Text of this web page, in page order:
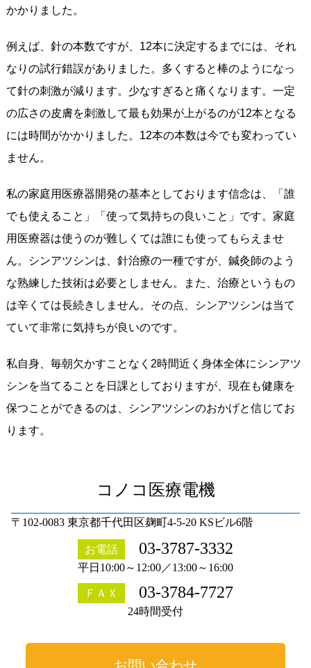
かかりました。
例えば、針の本数ですが、12本に決定するまでには、それ
なりの試行錯誤がありました。多くすると棒のようになっ
て針の刺激が減ります。少なすぎると痛くなります。一定
の広さの皮膚を刺激して最も効果が上がるのが12本となる
には時間がかかりました。12本の本数は今でも変わってい
ません。
私の家庭用医療器開発の基本としております信念は、「誰
でも使えること」「使って気持ちの良いこと」です。家庭
用医療器は使うのが難しくては誰にも使ってもらえませ
ん。シンアツシンは、針治療の一種ですが、鍼灸師のよう
な熟練した技術は必要としません。また、治療というもの
は辛くては長続きしません。その点、シンアツシンは当て
ていて非常に気持ちが良いのです。
私自身、毎朝欠かすことなく2時間近く身体全体にシンアツ
シンを当てることを日課としておりますが、現在も健康を
保つことができるのは、シンアツシンのおかげと信じてお
ります。
コノコ医療電機
〒102-0083 東京都千代田区麹町4-5-20 KSビル6階
お電話 03-3787-3332
平日10:00～12:00／13:00～16:00
ＦＡＸ 03-3784-7727
24時間受付